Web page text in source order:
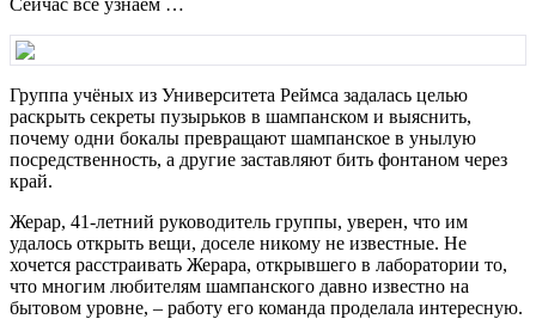
Группа учёных из Университета Реймса задалась целью
раскрыть секреты пузырьков в шампанском и выяснить,
почему одни бокалы превращают шампанское в унылую
посредственность, а другие заставляют бить фонтаном через
край.
Жерар, 41-летний руководитель группы, уверен, что им
удалось открыть вещи, доселе никому не известные. Не
хочется расстраивать Жерара, открывшего в лаборатории то,
что многим любителям шампанского давно известно на
бытовом уровне, – работу его команда проделала интересную.